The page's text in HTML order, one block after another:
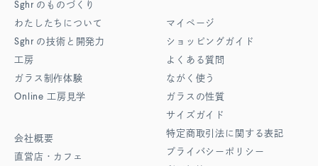
Sghr のものづくり
わたしたちについて
Sghr の技術と開発力
工房
ガラス制作体験
Online 工房見学
会社概要
直営店・カフェ
マイページ
ショッピングガイド
よくある質問
ながく使う
ガラスの性質
サイズガイド
特定商取引法に関する表記
プライバシーポリシー